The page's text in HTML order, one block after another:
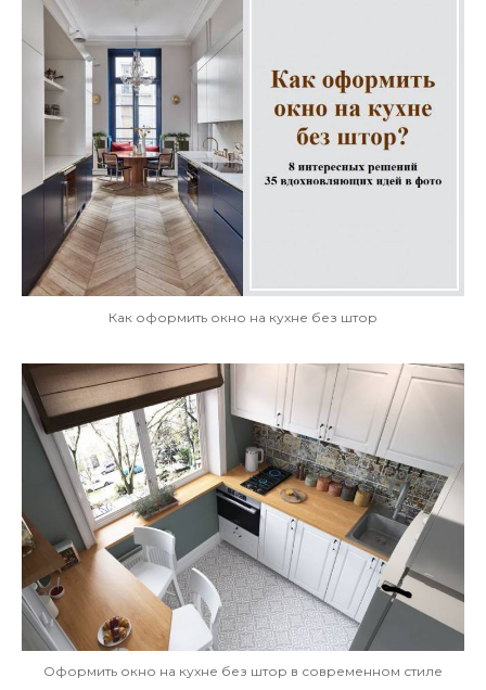
Как оформить окно на кухне без штор
Оформить окно на кухне без штор в современном стиле